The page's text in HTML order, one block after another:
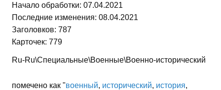
Начало обработки: 07.04.2021
Последние изменения: 08.04.2021
Заголовков: 787
Карточек: 779
Ru-Ru\Специальные\Военные\Военно-исторический
помечено как "военный, исторический, история,